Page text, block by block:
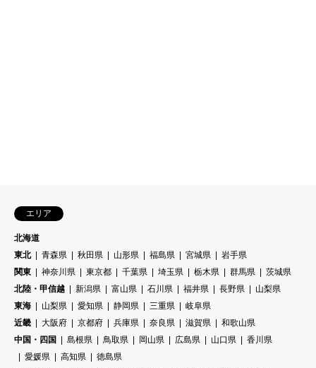
エリア
北海道
東北
青森県 秋田県 山形県 福島県 宮城県
岩手県
関東
神奈川県 東京都 千葉県 埼玉県 栃木県 群馬県
茨城県
北陸・甲信越
新潟県 富山県 石川県 福井県 長野県
山梨県
東海
山梨県 愛知県 静岡県 三重県
岐阜県
近畿
大阪府 京都府 兵庫県 奈良県 滋賀県
和歌山県
中国・四国
島根県 鳥取県 岡山県 広島県 山口県
香川県
愛媛県
高知県
徳島県